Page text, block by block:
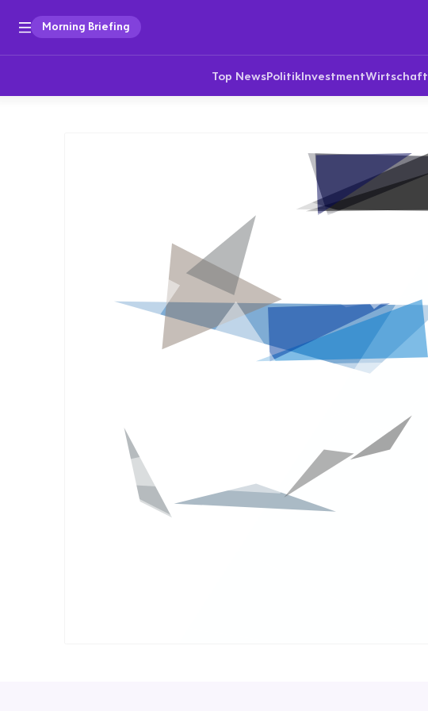
Morning Briefing
Top NewsPolitikInvestmentWirtschaft